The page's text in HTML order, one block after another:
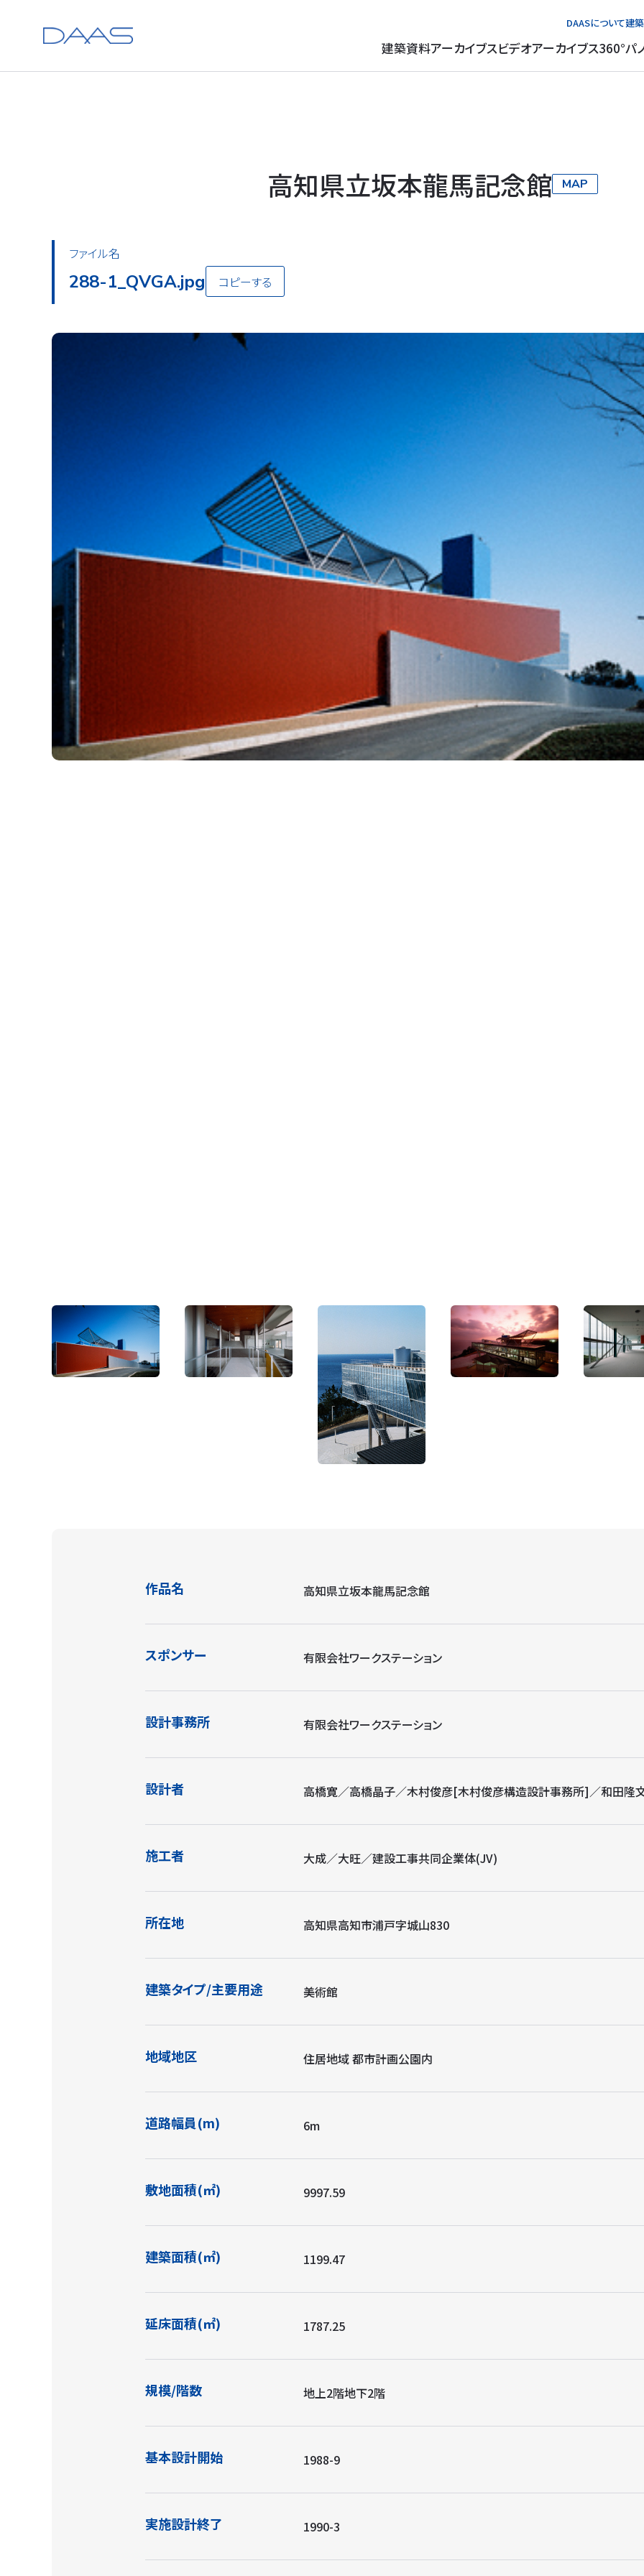
DAASについて建
建築資料アーカイブスビデオアーカイブス360°パ
高知県立坂本龍馬記念館 MAP
ファイル名
288-5_QVGA.jpg コピーする
作品名 高知県立坂本龍馬記念館
スポンサー 有限会社ワークステーション
設計事務所 有限会社ワークステーション
設計者 高橋寛／高橋晶子／木村俊彦[木村俊彦構造設計事務所]／和田隆
施工者 大成／大旺／建設工事共同企業体(JV)
所在地 高知県高知市浦戸字城山830
建築タイプ/主要用途 美術館
地域地区 住居地域 都市計画公園内
道路幅員(m) 6m
敷地面積(㎡) 9997.59
建築面積(㎡) 1199.47
延床面積(㎡) 1787.25
規模/階数 地上2階地下2階
基本設計開始 1988-9
実施設計終了 1990-3